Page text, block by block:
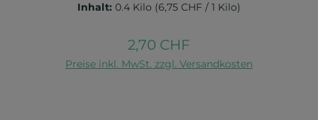
kJ 384 kcalFettgehalt 3 g gesättigte Fettsäuren 1,4
gEiweißgehalt 4 gBallaststoffgehalt 5,7 gSalzgehalt
0,34 g
Inhalt: 0.4 Kilo (6,75 CHF / 1 Kilo)
Regulärer Preis:
2,70 CHF
Preise inkl. MwSt. zzgl. Versandkosten
In den Warenkorb